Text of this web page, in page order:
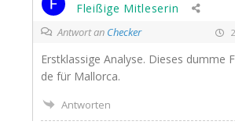
Fleißige Mitleserin
Antwort an Checker
Erst­klas­si­ge Ana­ly­se. Die­ses dum­me
de für Mallorca.
Antworten